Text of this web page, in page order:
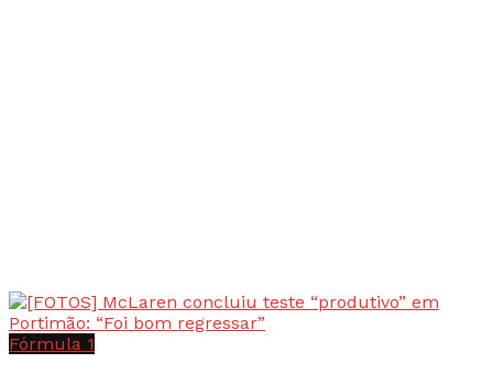
Fórmula 1